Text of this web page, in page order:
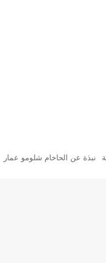
نبذة عن الحاخام شلومو عمار